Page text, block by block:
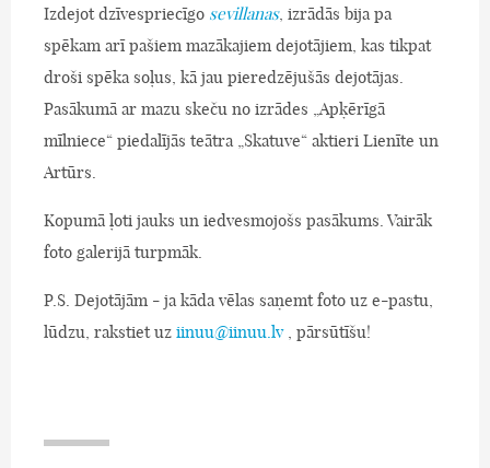
Izdejot dzīvespriecīgo sevillanas, izrādās bija pa
spēkam arī pašiem mazākajiem dejotājiem, kas tikpat
droši spēka soļus, kā jau pieredzējušās dejotājas.
Pasākumā ar mazu skeču no izrādes „Apķērīgā
mīlniece“ piedalījās teātra „Skatuve“ aktieri Lienīte un
Artūrs.
Kopumā ļoti jauks un iedvesmojošs pasākums. Vairāk
foto galerijā turpmāk.
P.S. Dejotājām - ja kāda vēlas saņemt foto uz e-pastu,
lūdzu, rakstiet uz iinuu@iinuu.lv , pārsūtīšu!